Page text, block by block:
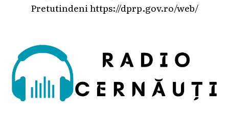
Pretutindeni https://dprp.gov.ro/web/